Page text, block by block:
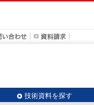
技術資料を探す